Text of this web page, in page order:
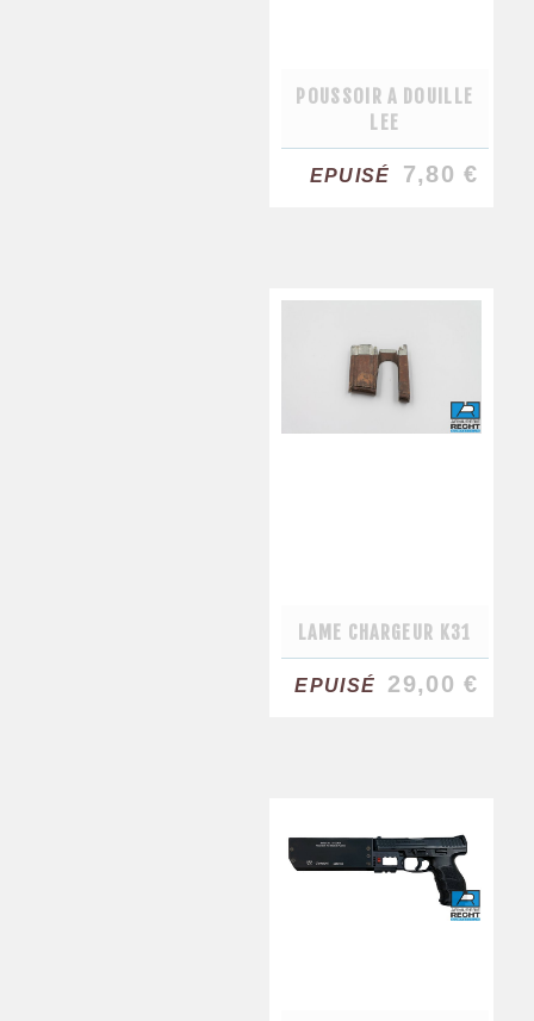
POUSSOIR A DOUILLE
LEE
EPUISÉ 7,80 €
LAME CHARGEUR K31
EPUISÉ 29,00 €